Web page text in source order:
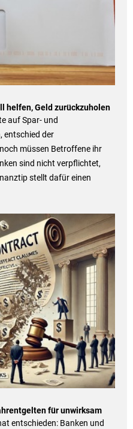
helfen, Geld zurückzuholen
auf Spar- und
entschied der
müssen Betroffene ihr
sind nicht verpflichtet,
stellt dafür einen
für unwirksam
entschieden: Banken und